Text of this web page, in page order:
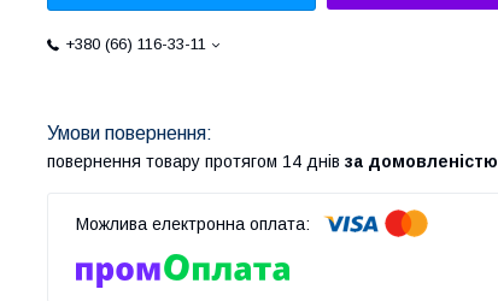
+380 (66) 116-33-11
повернення товару протягом 14 днів за домовленістю